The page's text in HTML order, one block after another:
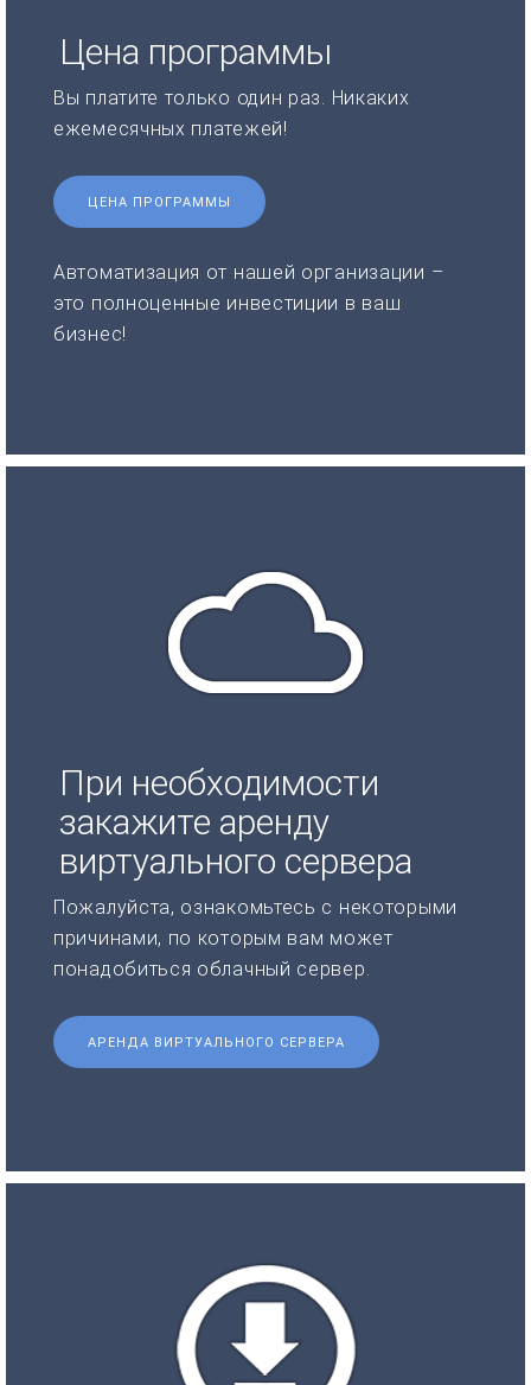
Цена программы
Вы платите только один раз. Никаких
ежемесячных платежей!
ЦЕНА ПРОГРАММЫ
Автоматизация от нашей организации –
это полноценные инвестиции в ваш
бизнес!
При необходимости
закажите аренду
виртуального сервера
Пожалуйста, ознакомьтесь с некоторыми
причинами, по которым вам может
понадобиться облачный сервер.
АРЕНДА ВИРТУАЛЬНОГО СЕРВЕРА